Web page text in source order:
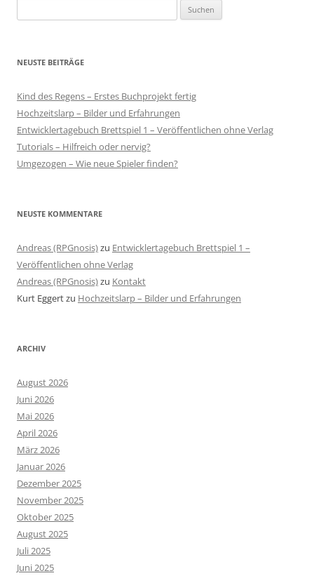
nach:
NEUSTE BEITRÄGE
Kind des Regens – Erstes Buchprojekt fertig
Hochzeitslarp – Bilder und Erfahrungen
Entwicklertagebuch Brettspiel 1 – Veröffentlichen ohne Verlag
Tutorials – Hilfreich oder nervig?
Umgezogen – Wie neue Spieler finden?
NEUSTE KOMMENTARE
Andreas (RPGnosis)zu Entwicklertagebuch Brettspiel 1 –
Veröffentlichen ohne Verlag
Andreas (RPGnosis)zu Kontakt
Kurt Eggertzu Hochzeitslarp – Bilder und Erfahrungen
ARCHIV
August 2026
Juni 2026
Mai 2026
April 2026
März 2026
Januar 2026
Dezember 2025
November 2025
Oktober 2025
August 2025
Juli 2025
Juni 2025